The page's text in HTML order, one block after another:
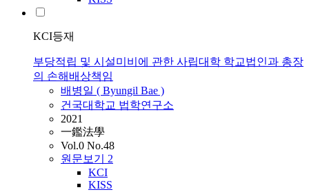
KCI등재
부당적립 및 시설미비에 관한 사립대학 학교법인과 총장
의 손해배상책임
배병일 ( Byungil Bae )
건국대학교 법학연구소
2021
一鑑法學
Vol.0 No.48
원문보기 2
KCI
KISS